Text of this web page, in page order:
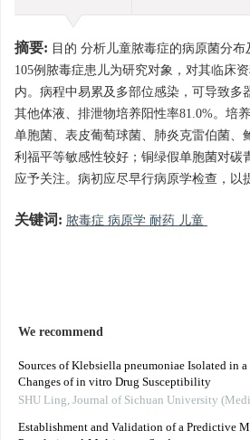
摘要: 目的 分析儿童脓毒症的病原菌分
105例脓毒症患儿为研究对象，对其临床
内。病程中易累及多部位感染，可导致多
其他体液、排泄物培养阳性率81.0%。培
单胞菌、表皮葡萄球菌、肺炎克雷伯菌、
利福平等敏感性较好；铜绿假单胞菌对
应予关注。病初应尽早行病原学检查，以
关键词: 脓毒症 病原学 耐药 儿童
We recommend
Sources of Klebsiella pneumoniae Isolated in
Changes of in vitro Drug Susceptibility
SHU Ling, Journal of Sichuan University
Establishment and Validation of a Predictive